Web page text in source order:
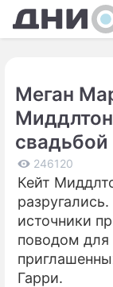
Меган
свадьбой
246120
Кейт
источники
поводом для
Гарри.